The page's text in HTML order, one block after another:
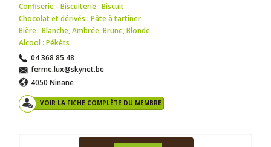
Confiserie - Biscuiterie : Biscuit
Chocolat et dérivés : Pâte à tartiner
Bière : Blanche,Ambrée,Brune,Blonde
Alcool : Pékèts
04 368 85 48
ferme.lux@skynet.be
4050 Ninane
VOIR LA FICHE COMPLÈTE DU MEMBRE